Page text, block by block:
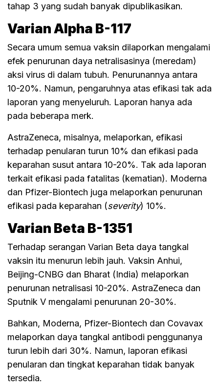
tahap 3 yang sudah banyak dipublikasikan.
Varian Alpha B-117
Secara umum semua vaksin dilaporkan mengalami
efek penurunan daya netralisasinya (meredam)
aksi virus di dalam tubuh. Penurunannya antara
10-20%. Namun, pengaruhnya atas efikasi tak ada
laporan yang menyeluruh. Laporan hanya ada
pada beberapa merk.
AstraZeneca, misalnya, melaporkan, efikasi
terhadap penularan turun 10% dan efikasi pada
keparahan susut antara 10-20%. Tak ada laporan
terkait efikasi pada fatalitas (kematian). Moderna
dan Pfizer-Biontech juga melaporkan penurunan
efikasi pada keparahan (severity) 10%.
Varian Beta B-1351
Terhadap serangan Varian Beta daya tangkal
vaksin itu menurun lebih jauh. Vaksin Anhui,
Beijing-CNBG dan Bharat (India) melaporkan
penurunan netralisasi 10-20%. AstraZeneca dan
Sputnik V mengalami penurunan 20-30%.
Bahkan, Moderna, Pfizer-Biontech dan Covavax
melaporkan daya tangkal antibodi penggunanya
turun lebih dari 30%. Namun, laporan efikasi
penularan dan tingkat keparahan tidak banyak
tersedia.